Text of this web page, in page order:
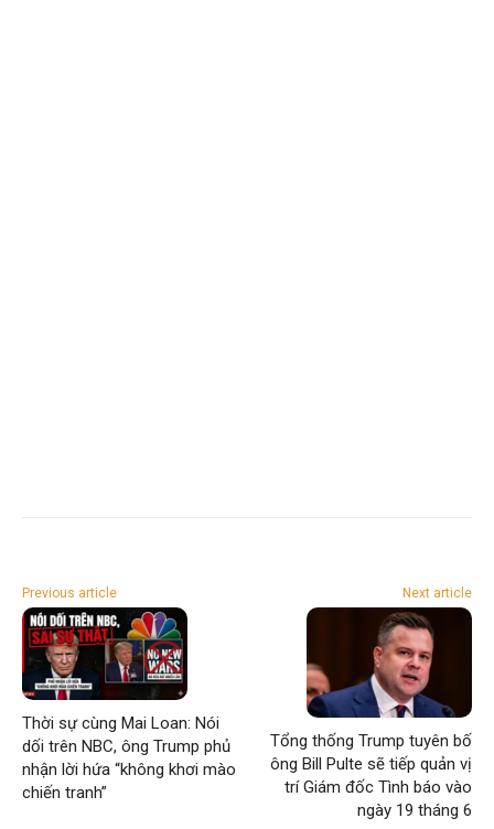
Previous article
Thời sự cùng Mai Loan: Nói
dối trên NBC, ông Trump phủ
nhận lời hứa “không khơi mào
chiến tranh”
Next article
Tổng thống Trump tuyên bố
ông Bill Pulte sẽ tiếp quản vị
trí Giám đốc Tình báo vào
ngày 19 tháng 6